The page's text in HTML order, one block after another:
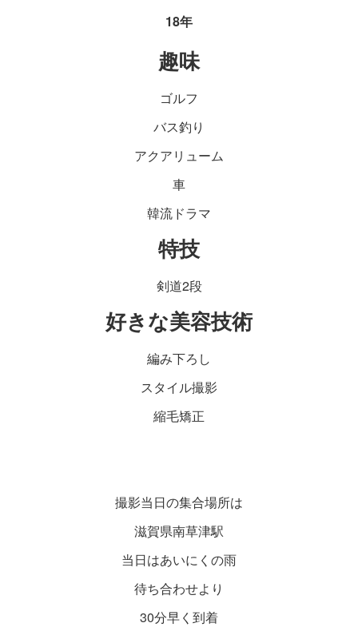
18年
趣味
ゴルフ
バス釣り
アクアリューム
車
韓流ドラマ
特技
剣道2段
好きな美容技術
編み下ろし
スタイル撮影
縮毛矯正
撮影当日の集合場所は
滋賀県南草津駅
当日はあいにくの雨
待ち合わせより
30分早く到着